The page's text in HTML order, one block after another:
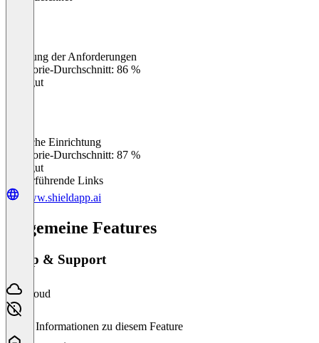
Erfüllung der Anforderungen
Kategorie-Durchschnitt: 86 %
Sehr gut
Einfache Einrichtung
Kategorie-Durchschnitt: 87 %
Sehr gut
Weiterführende Links
www.shieldapp.ai
Allgemeine Features
Setup & Support
Cloud
Keine Informationen zu diesem Feature